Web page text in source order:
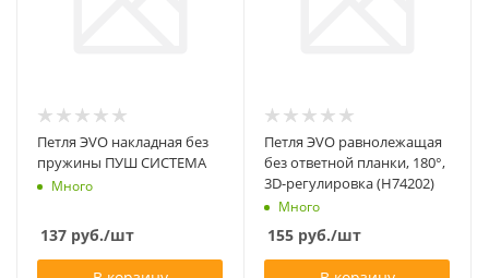
Петля ЭVO накладная без
пружины ПУШ СИСТЕМА
Много
137 руб./шт
Петля ЭVO равнолежащая
без ответной планки, 180°,
3D-регулировка (H74202)
Много
155 руб./шт